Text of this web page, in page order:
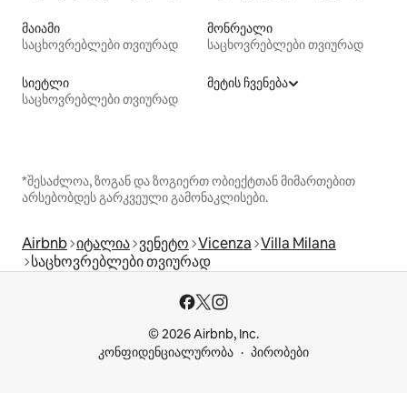
მაიამი
საცხოვრებლები თვიურად
მონრეალი
საცხოვრებლები თვიურად
სიეტლი
საცხოვრებლები თვიურად
მეტის ჩვენება
*შესაძლოა, ზოგან და ზოგიერთ ობიექტთან მიმართებით
არსებობდეს გარკვეული გამონაკლისები.
Airbnb იტალია ვენეტო Vicenza Villa Milana
საცხოვრებლები თვიურად
© 2026 Airbnb, Inc.
კონფიდენციალურობა
პირობები